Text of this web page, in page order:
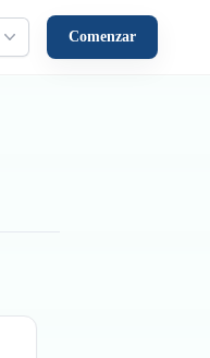
Comenzar